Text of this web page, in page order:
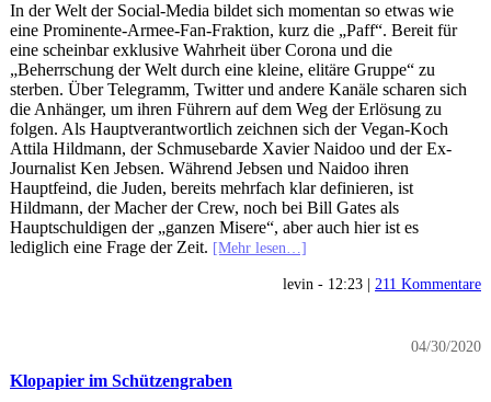
In der Welt der Social-Media bildet sich momentan so etwas wie
eine Prominente-Armee-Fan-Fraktion, kurz die „Paff“. Bereit für
eine scheinbar exklusive Wahrheit über Corona und die
„Beherrschung der Welt durch eine kleine, elitäre Gruppe“ zu
sterben. Über Telegramm, Twitter und andere Kanäle scharen sich
die Anhänger, um ihren Führern auf dem Weg der Erlösung zu
folgen. Als Hauptverantwortlich zeichnen sich der Vegan-Koch
Attila Hildmann, der Schmusebarde Xavier Naidoo und der Ex-
Journalist Ken Jebsen. Während Jebsen und Naidoo ihren
Hauptfeind, die Juden, bereits mehrfach klar definieren, ist
Hildmann, der Macher der Crew, noch bei Bill Gates als
Hauptschuldigen der „ganzen Misere“, aber auch hier ist es
lediglich eine Frage der Zeit. [Mehr lesen…]
levin - 12:23 |211 Kommentare
04/30/2020
Klopapier im Schützengraben